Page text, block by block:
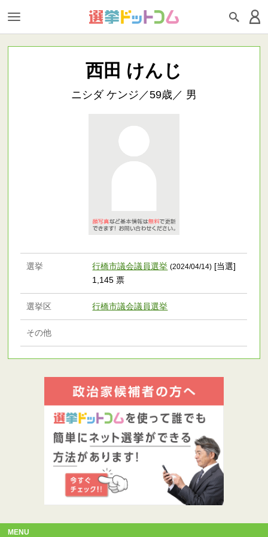
西田 けんじ
ニシダ ケンジ／59歳／ 男
選挙 行橋市議会議員選挙 (2024/04/14) [当選]
1,145 票
選挙区 行橋市議会議員選挙
その他
MENU